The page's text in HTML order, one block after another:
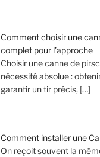
Comment choisir une
complet pour l’approche
Choisir une canne de
nécessité absolue :
garantir un tir précis, […]
Comment installer une
On reçoit souvent la